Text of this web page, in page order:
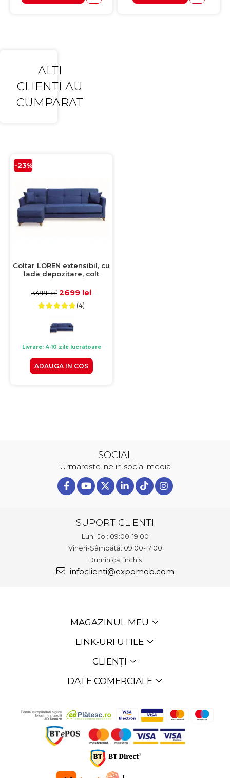
ALTI
CLIENTI AU
CUMPARAT
-23%
Coltar LOREN extensibil, cu
lada depozitare, colt
240x143x85 cm
3499 lei 2699 lei
(4)
Livrare: 4-10 zile lucratoare
ADAUGA IN COS
SOCIAL
Urmareste-ne in social media
SUPORT CLIENTI
Luni-Joi: 09:00-19:00
Vineri-Sâmbătă: 09:00-17:00
Duminică: închis
infoclienti@expomob.com
MAGAZINUL MEU
LINK-URI UTILE
CLIENȚI
DATE COMERCIALE